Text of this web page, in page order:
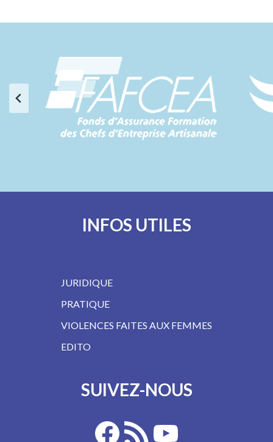
INFOS UTILES
JURIDIQUE
PRATIQUE
VIOLENCES FAITES AUX FEMMES
EDITO
SUIVEZ-NOUS